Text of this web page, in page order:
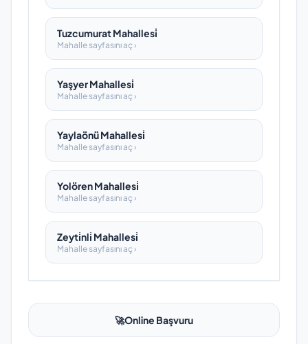
Tuzcumurat Mahallesi̇
Mahalle sayfasını aç ›
Yaşyer Mahallesi̇
Mahalle sayfasını aç ›
Yaylaönü Mahallesi̇
Mahalle sayfasını aç ›
Yolören Mahallesi̇
Mahalle sayfasını aç ›
Zeyti̇nli̇ Mahallesi̇
Mahalle sayfasını aç ›
🚀Online Başvuru